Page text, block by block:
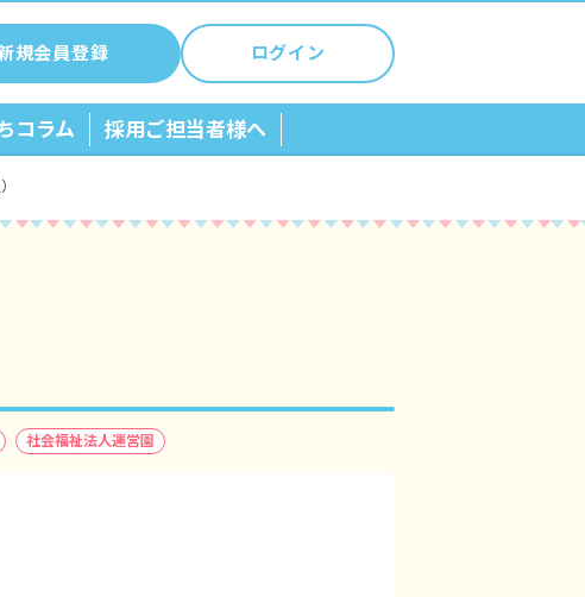
規会員登録 ログイン
コラム 採用ご担当者様へ
社会福祉法人運営園